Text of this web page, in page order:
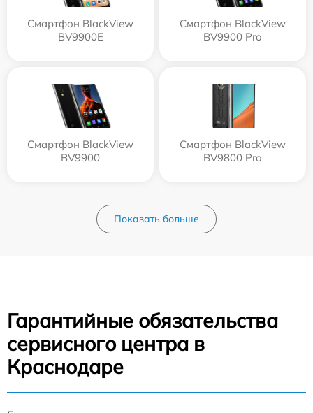
Смартфон BlackView
BV9900E
Смартфон BlackView
BV9900 Pro
Смартфон BlackView
BV9900
Смартфон BlackView
BV9800 Pro
Показать больше
Гарантийные обязательства
сервисного центра в
Краснодаре